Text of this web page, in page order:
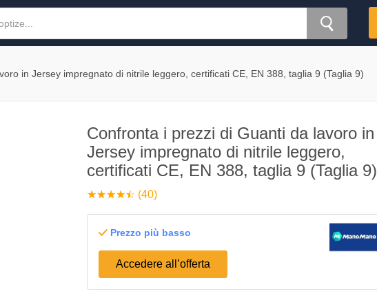
in Jersey impregnato di nitrile leggero, certificati CE, EN 388, taglia 9 (Taglia 9)
Confronta i prezzi di Guanti da lavoro in
Jersey impregnato di nitrile leggero,
certificati CE, EN 388, taglia 9 (Taglia 9)
☆☆☆☆☆
★★★★★ (40)
Prezzo più basso
Accedere all’offerta